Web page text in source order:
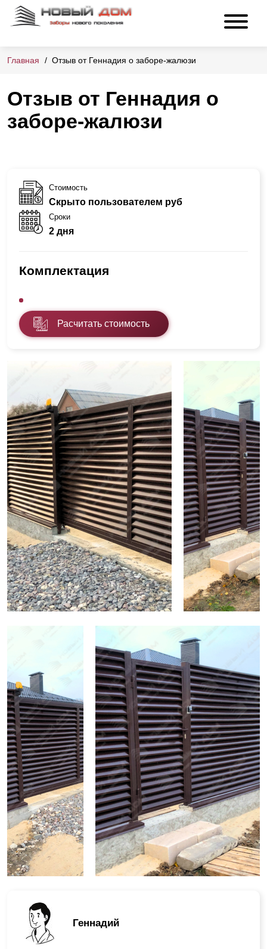
Главная Отзыв от Геннадия о заборе-жалюзи
Отзыв от Геннадия о
заборе-жалюзи
Геннадий
Стоимость
Скрыто пользователем руб
Сроки
2 дня
Комплектация
Расчитать стоимость